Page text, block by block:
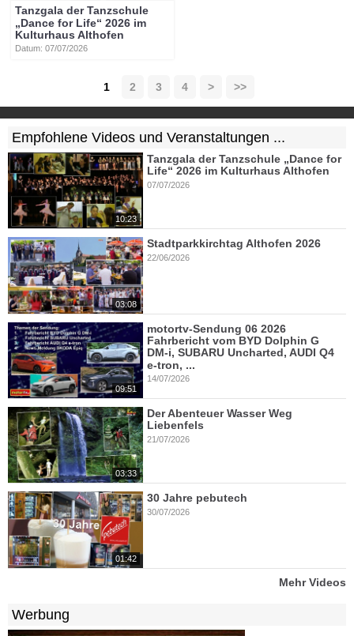
Tanzgala der Tanzschule
„Dance for Life“ 2026 im
Kulturhaus Althofen
Datum: 07/07/2026
1 2 3 4 > >>
Empfohlene Videos und Veranstaltungen ...
10:23
Tanzgala der Tanzschule „Dance for
Life“ 2026 im Kulturhaus Althofen
07/07/2026
03:08
Stadtparkkirchtag Althofen 2026
22/06/2026
09:51
motortv-Sendung 06 2026
Fahrbericht vom BYD Dolphin G
DM-i, SUBARU Uncharted, AUDI Q4
e-tron, ...
14/07/2026
03:33
Der Abenteuer Wasser Weg
Liebenfels
21/07/2026
01:42
30 Jahre pebutech
30/07/2026
Mehr Videos
Werbung